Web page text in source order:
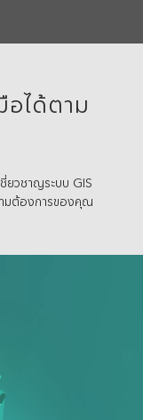
อได้ตาม
ยวชาญระบบ GIS
มต้องการของคุณ